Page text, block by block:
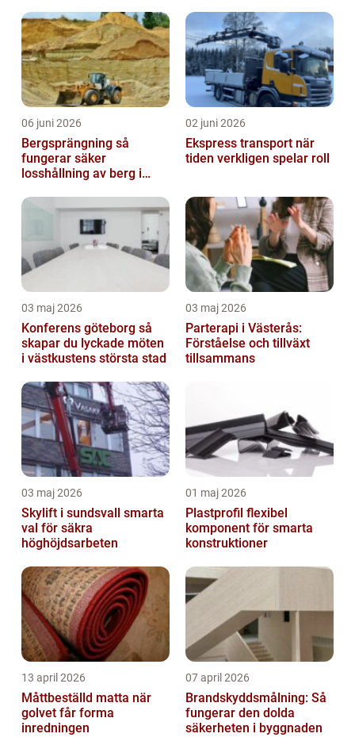
06 juni 2026
Bergsprängning så
fungerar säker
losshållning av berg i
02 juni 2026
Ekspress transport när
tiden verkligen spelar roll
03 maj 2026
Konferens göteborg så
skapar du lyckade möten
i västkustens största stad
03 maj 2026
Parterapi i Västerås:
Förståelse och tillväxt
tillsammans
03 maj 2026
Skylift i sundsvall smarta
val för säkra
höghöjdsarbeten
01 maj 2026
Plastprofil flexibel
komponent för smarta
konstruktioner
13 april 2026
Måttbeställd matta när
golvet får forma
inredningen
07 april 2026
Brandskyddsmålning: Så
fungerar den dolda
säkerheten i byggnaden